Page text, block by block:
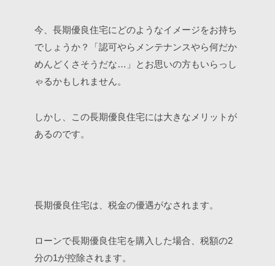
今、長期優良住宅にどのようなイメージをお持ち
でしょうか？「認可やらメンテナンスやら何だか
めんどくさそうだな…」とお思いの方もいらっし
ゃるかもしれません。
しかし、この長期優良住宅には大きなメリットが
あるのです。
長期優良住宅は、税金の優遇がなされます。
ローンで長期優良住宅を購入した場合、税額の2
分の1が控除されます。